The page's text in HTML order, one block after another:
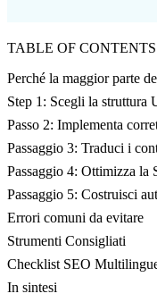
TABLE OF CONTENTS
Perché la maggior parte
Step 1: Scegli la struttura
Passo 2: Implementa
Passaggio 3: Traduci i
Passaggio 4: Ottimizza la
Passaggio 5: Costruisci
Errori comuni da evitare
Strumenti Consigliati
Checklist SEO
In sintesi